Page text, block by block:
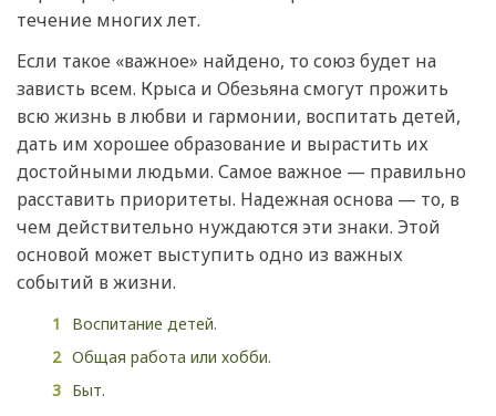
течение многих лет.
Если такое «важное» найдено, то союз будет на
зависть всем. Крыса и Обезьяна смогут прожить
всю жизнь в любви и гармонии, воспитать детей,
дать им хорошее образование и вырастить их
достойными людьми. Самое важное — правильно
расставить приоритеты. Надежная основа — то, в
чем действительно нуждаются эти знаки. Этой
основой может выступить одно из важных
событий в жизни.
Воспитание детей.
Общая работа или хобби.
Быт.